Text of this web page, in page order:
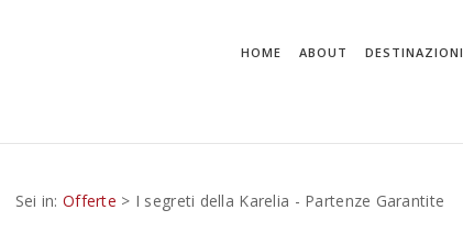
HOME ABOUT DESTINAZIONI
Sei in:Offerte > I segreti della Karelia - Partenze Garantite